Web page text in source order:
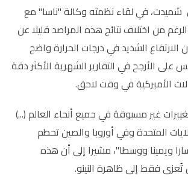
شميدت، في لقاء نظمته وكالة "ناسا" مع
من اختلاف نتائج هذه المراصد قليلا عن
الارتفاع الشديد في درجات الحرارة واضح
الأرجح في التقارير الشهرية الأكثر دقة
الأميركية في وقت لاحق.
غير مسبوقة في جميع أنحاء العالم (...)
المتحدة وفي أوروبا والصين تحطم
ويمينا ووسطا"، مشيرا إلى أن هذه
تُعزى فقط إلى ظاهرة النينو.